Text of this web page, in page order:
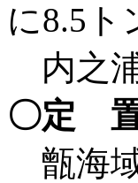
に8.5ト
内之
〇定
甑海